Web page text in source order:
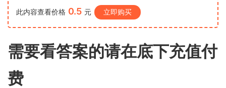
此内容查看价格 0.5 元 立即购买
需要看答案的请在底下充值付
费